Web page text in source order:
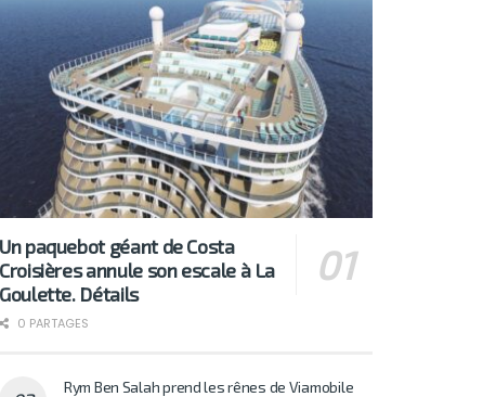
Un paquebot géant de Costa
Croisières annule son escale à La
Goulette. Détails
0 PARTAGES
Rym Ben Salah prend les rênes de Viamobile